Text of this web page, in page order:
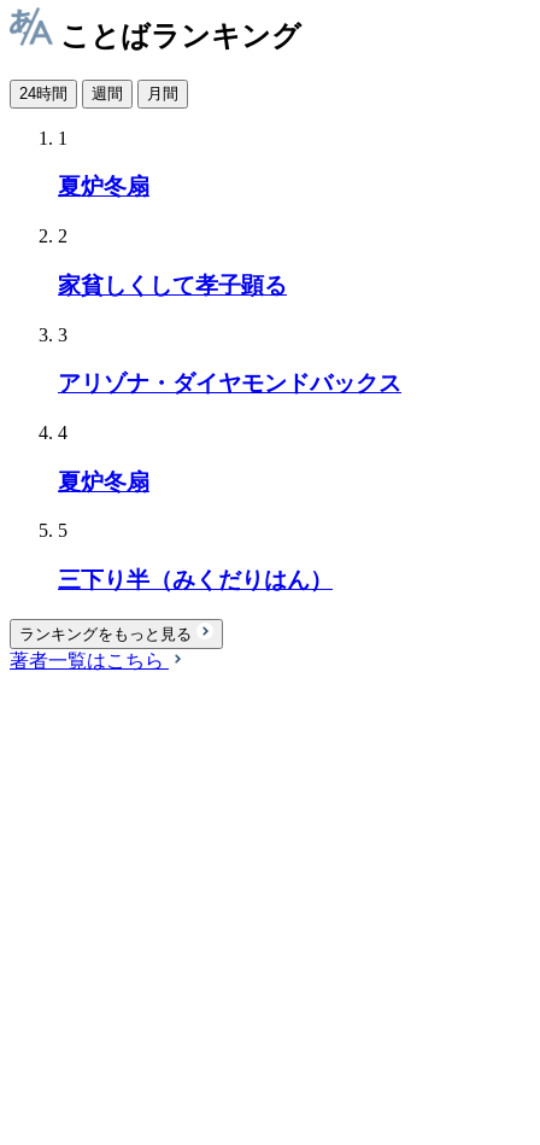
ことばランキング
24時間 週間 月間
1
夏炉冬扇
2
家貧しくして孝子顕る
3
アリゾナ・ダイヤモンドバックス
4
夏炉冬扇
5
三下り半（みくだりはん）
ランキングをもっと見る
著者一覧はこちら